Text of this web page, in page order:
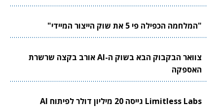
"המלחמה הכפילה פי 5 את שוק הייצור המיידי"
צוואר הבקבוק הבא בשוק ה-AI אורב בקצה שרשרת
האספקה
Limitless Labs גייסה 20 מיליון דולר לפיתוח AI